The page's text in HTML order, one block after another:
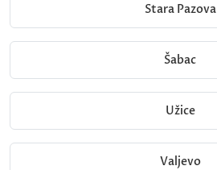
Stara Pazova
Šabac
Užice
Valjevo